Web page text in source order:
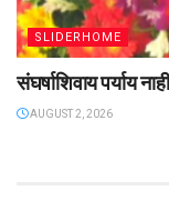
SLIDERHOME
संघर्षाशिवाय पर्याय
AUGUST 2, 2026